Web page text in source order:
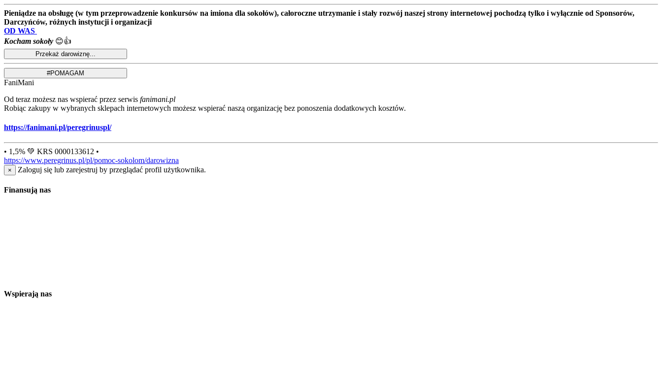
Pieniądze na obsługę (w tym przeprowadzenie konkursów na imiona dla sokołów), całoroczne utrzymanie i stały rozwój naszej strony internetowej pochodzą tylko i wyłącznie od Sponsorów,
Darczyńców, różnych instytucji i organizacji
OD WAS
Kocham sokoły 😊👍
FaniMani
Od teraz możesz nas wspierać przez serwis fanimani.pl
Robiąc zakupy w wybranych sklepach internetowych możesz wspierać naszą organizację bez ponoszenia dodatkowych kosztów.
https://fanimani.pl/peregrinuspl/
• 1,5% 💚 KRS 0000133612 •
https://www.peregrinus.pl/pl/pomoc-sokolom/darowizna
× Zaloguj się lub zarejestruj by przeglądać profil użytkownika.
Finansują nas
Wspierają nas